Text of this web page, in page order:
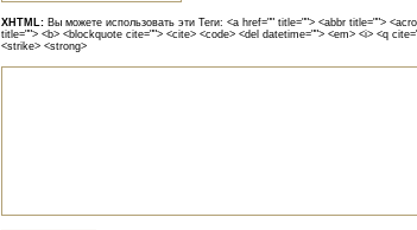
XHTML: Вы можете использовать эти Теги: <a href="" title=""> <abbr title="">
title=""> <b> <blockquote cite=""> <cite> <code> <del datetime=""> <em> <i> <q
<strike> <strong>